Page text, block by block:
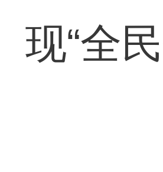
现“全